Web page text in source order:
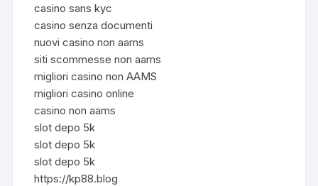
casino sans kyc
casino senza documenti
nuovi casino non aams
siti scommesse non aams
migliori casino non AAMS
migliori casino online
casino non aams
slot depo 5k
slot depo 5k
slot depo 5k
https://kp88.blog